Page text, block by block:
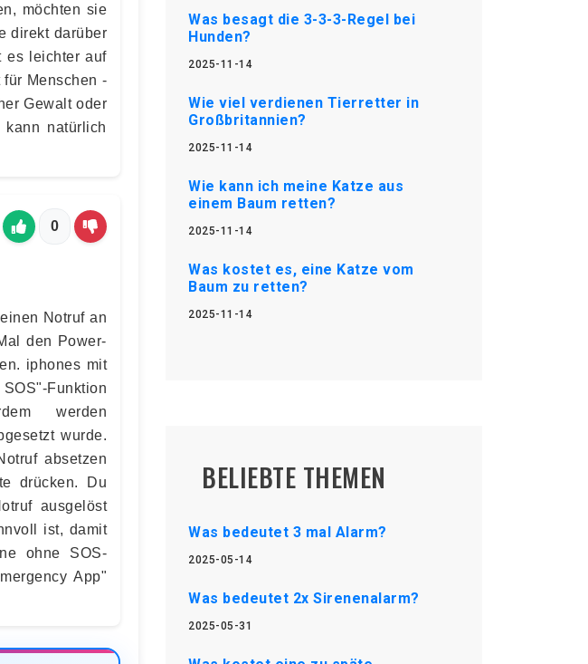
möchten sie
direkt darüber
es leichter auf
Menschen -
Gewalt oder
natürlich
0
Notruf an
den Power-
iphones mit
Funktion
werden
wurde.
absetzen
drücken. Du
ausgelöst
ist, damit
ohne SOS-
App"
Was besagt die 3-3-3-Regel bei
Hunden?
2025-11-14
Wie viel verdienen Tierretter in
Großbritannien?
2025-11-14
Wie kann ich meine Katze aus
einem Baum retten?
2025-11-14
Was kostet es, eine Katze vom
Baum zu retten?
2025-11-14
BELIEBTE THEMEN
Was bedeutet 3 mal Alarm?
2025-05-14
Was bedeutet 2x Sirenenalarm?
2025-05-31